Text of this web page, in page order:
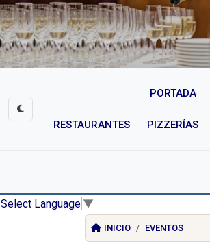
PORTADA
RESTAURANTES PIZZERÍAS
Select Language ▼
INICIO EVENTOS